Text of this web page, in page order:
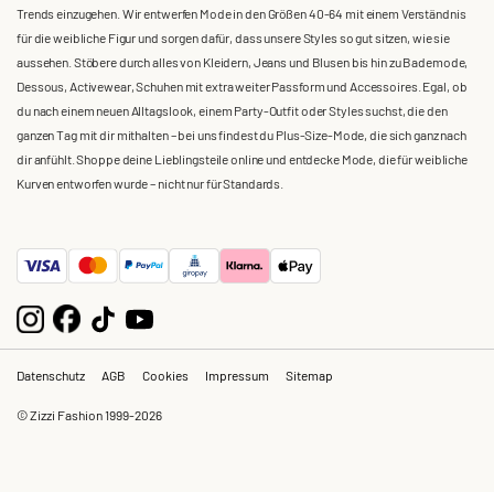
Trends einzugehen. Wir entwerfen Mode in den Größen 40-64 mit einem Verständnis
für die weibliche Figur und sorgen dafür, dass unsere Styles so gut sitzen, wie sie
aussehen. Stöbere durch alles von Kleidern, Jeans und Blusen bis hin zu Bademode,
Dessous, Activewear, Schuhen mit extra weiter Passform und Accessoires. Egal, ob
du nach einem neuen Alltagslook, einem Party-Outfit oder Styles suchst, die den
ganzen Tag mit dir mithalten – bei uns findest du Plus-Size-Mode, die sich ganz nach
dir anfühlt. Shoppe deine Lieblingsteile online und entdecke Mode, die für weibliche
Kurven entworfen wurde – nicht nur für Standards.
Datenschutz AGB Cookies Impressum Sitemap
© Zizzi Fashion 1999-2026